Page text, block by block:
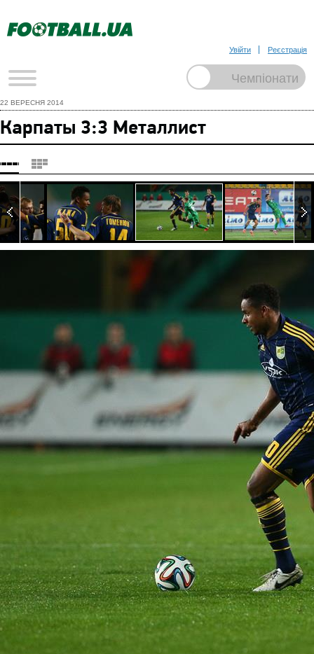
Увійти Реєстрація
22 ВЕРЕСНЯ 2014
Карпаты 3:3 Металлист